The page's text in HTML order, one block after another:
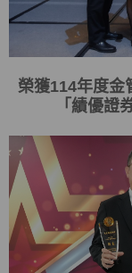
榮獲114年度金
「 績優證